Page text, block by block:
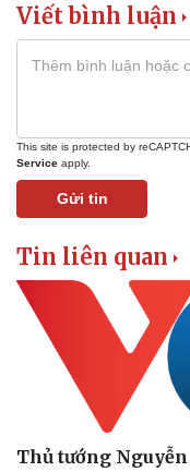
Viết bình luận
This site is protected by
Service apply.
Gửi tin
Tin liên quan
Thủ tướng